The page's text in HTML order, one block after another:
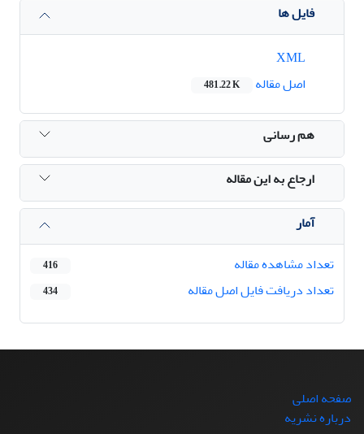
فایل ها
اصل مقاله
481.22 K
هم رسانی
ارجاع به این مقاله
آمار
تعداد مشاهده مقاله
416
تعداد دریافت فایل اصل مقاله 434
صفحه اصلی
درباره نشریه